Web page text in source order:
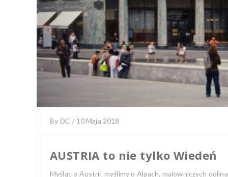
By DC / 10 Maja 2018
AUSTRIA to nie tylko Wiedeń
Myśląc o Austrii, myślimy o Alpach, malowniczych